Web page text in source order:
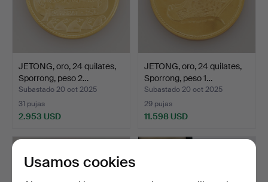
JETONG, oro, 24 quilates,
Sporrong, peso 2…
Subastado 20 oct 2025
31 pujas
2.953 USD
JETONG, oro, 24 quilates,
Sporrong, peso 1…
Subastado 20 oct 2025
29 pujas
11.598 USD
Usamos cookies